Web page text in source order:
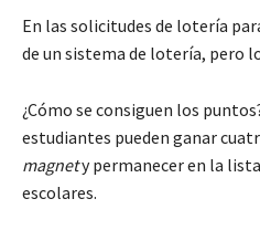
En las solicitudes de lotería
de un sistema de lotería, pero
¿Cómo se consiguen los
estudiantes pueden ganar
magnety permanecer en la
escolares.